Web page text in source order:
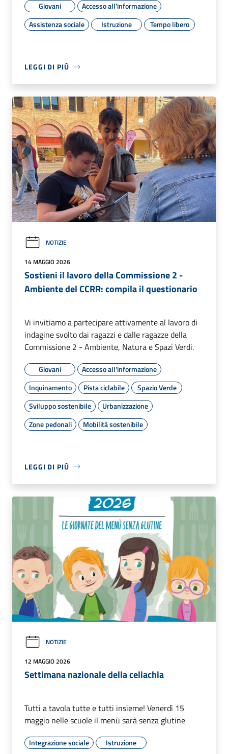
Giovani
Accesso all'informazione
Assistenza sociale
Istruzione Tempo libero
LEGGI DI PIÙ
NOTIZIE
14 MAGGIO 2026
Sostieni il lavoro della Commissione 2 -
Ambiente del CCRR: compila il questionario
Vi invitiamo a partecipare attivamente al lavoro di
indagine svolto dai ragazzi e dalle ragazze della
Commissione 2 - Ambiente, Natura e Spazi Verdi.
Giovani
Accesso all'informazione
Inquinamento
Pista ciclabile
Spazio Verde
Sviluppo sostenibile
Urbanizzazione
Zone pedonali
Mobilità sostenibile
LEGGI DI PIÙ
NOTIZIE
12 MAGGIO 2026
Settimana nazionale della celiachia
Tutti a tavola tutte e tutti insieme! Venerdì 15
maggio nelle scuole il menù sarà senza glutine
Integrazione sociale Istruzione